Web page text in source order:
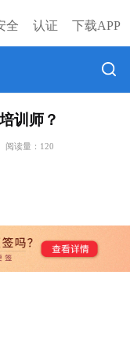
全 认证 下载APP
训师？
阅读量： 120